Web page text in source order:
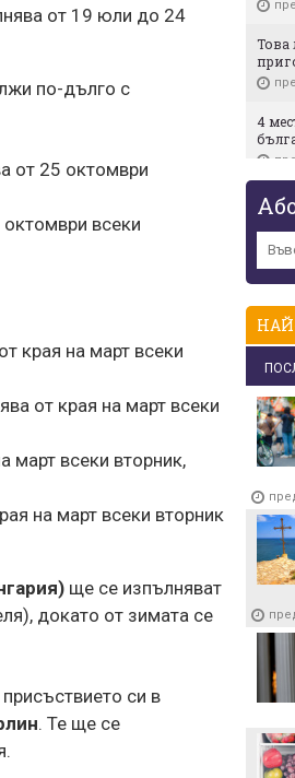
от 19 юли до 24
по-дълго с
от 25 октомври
всеки
края на март всеки
от края на март всеки
март всеки вторник,
на март всеки вторник
ще се изпълняват
докато от зимата се
си в
. Те ще се
Това
4
Ето
под
След